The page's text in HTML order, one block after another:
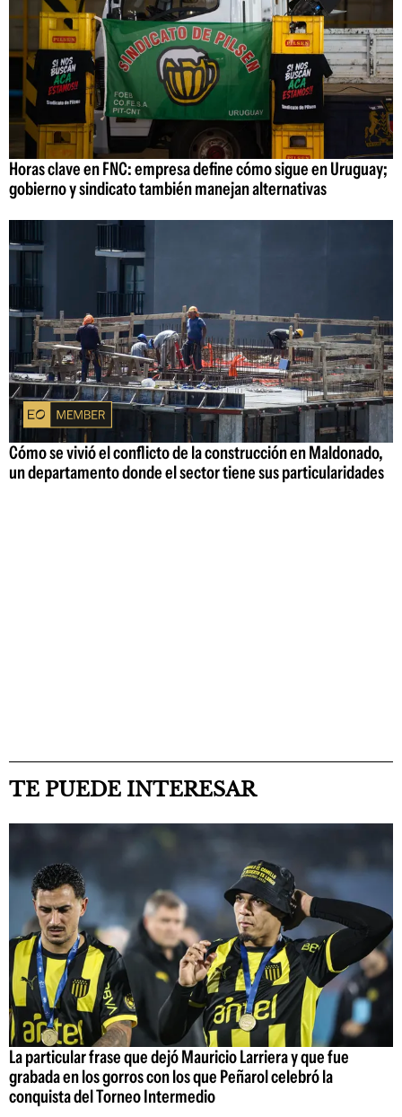
Horas clave en FNC: empresa define cómo sigue en Uruguay;
gobierno y sindicato también manejan alternativas
Cómo se vivió el conflicto de la construcción en Maldonado,
un departamento donde el sector tiene sus particularidades
TE PUEDE INTERESAR
La particular frase que dejó Mauricio Larriera y que fue
grabada en los gorros con los que Peñarol celebró la
conquista del Torneo Intermedio